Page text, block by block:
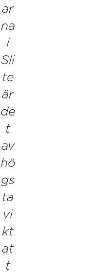
ar
na
i
Sli
te
är
de
t
av
hö
gs
ta
vi
kt
at
t